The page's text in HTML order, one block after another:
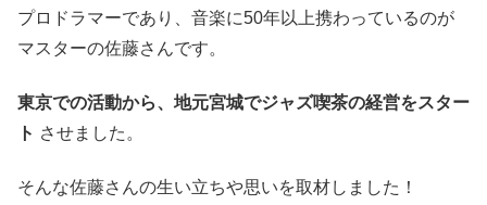
プロドラマーであり、音楽に50年以上携わっているのが
マスターの佐藤さんです。
東京での活動から、地元宮城でジャズ喫茶の経営をスター
ト させました。
そんな佐藤さんの生い立ちや思いを取材しました！